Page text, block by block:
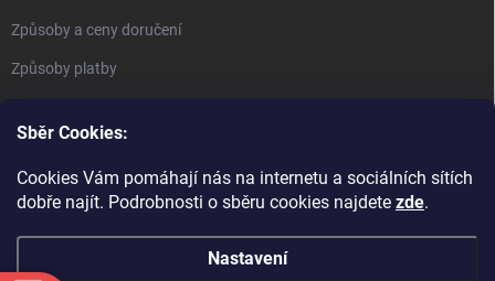
Sběr Cookies:
Cookies Vám pomáhají nás na internetu a sociálních sítích
dobře najít. Podrobnosti o sběru cookies najdete zde.
Nastavení
Způsoby a ceny doručení
Způsoby platby
BrillBird Academy Nehtové Kurzy Hradec - profesní kurzy